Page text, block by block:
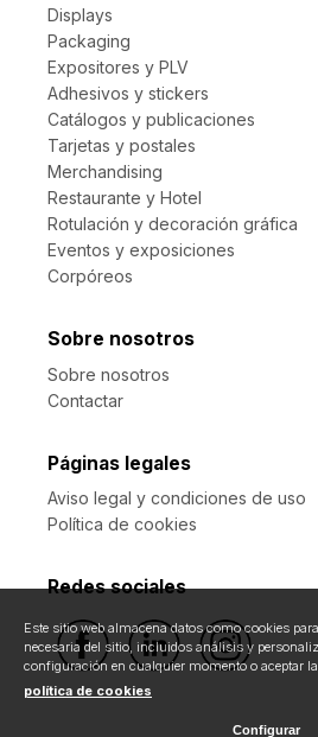
Displays
Packaging
Expositores y PLV
Adhesivos y stickers
Catálogos y publicaciones
Tarjetas y postales
Merchandising
Restaurante y Hotel
Rotulación y decoración gráfica
Eventos y exposiciones
Corpóreos
Sobre nosotros
Sobre nosotros
Contactar
Páginas legales
Aviso legal y condiciones de uso
Política de cookies
Redes sociales
Este sitio web almacena datos como cookies
necesaria del sitio, incluidos análisis y
configuración en cualquier momento o aceptar
política de cookies
Configurar